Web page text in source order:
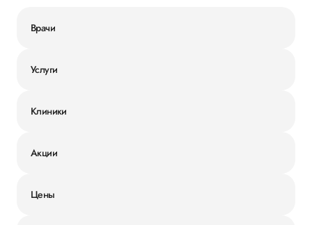
Врачи
Услуги
Клиники
Акции
Цены